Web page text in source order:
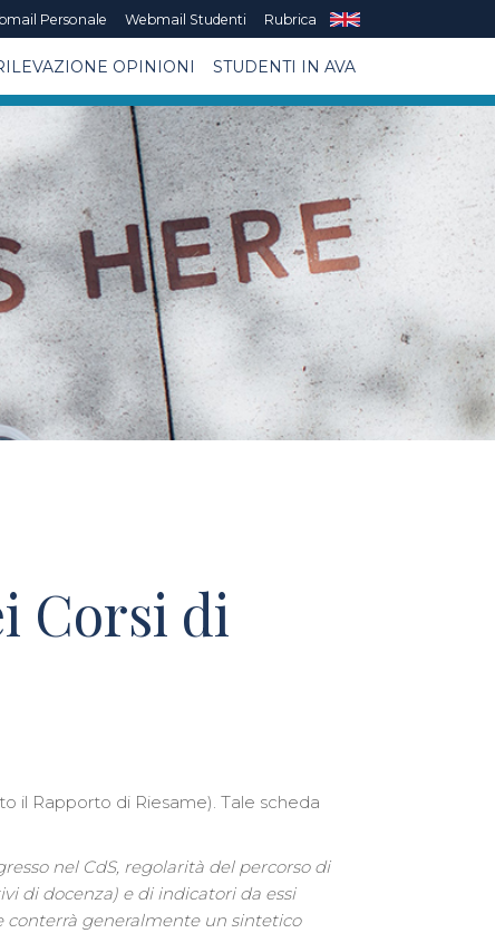
Personale Webmail Studenti Rubrica
OPINIONI STUDENTI IN AVA
Corsi di
il Rapporto di Riesame). Tale scheda
nel CdS, regolarità del percorso di
di docenza) e di indicatori da essi
conterrà generalmente un sintetico